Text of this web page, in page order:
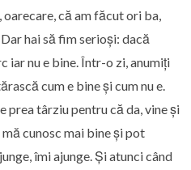
că am făcut ori ba,
hai să fim serioși: dacă
iar nu e bine. Într-o zi, anumiți
cum e bine și cum nu e.
prea târziu pentru că da, vine și
cunosc mai bine și pot
îmi ajunge. Și atunci când